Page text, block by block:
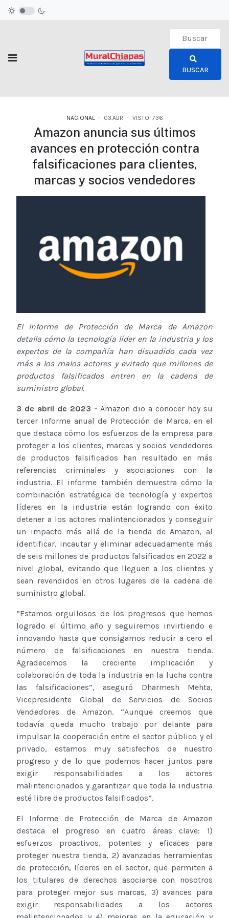
Type 2 or
BUSCAR
NACIONAL 03.ABR VISTO: 736
Amazon anuncia sus últimos
avances en protección contra
falsificaciones para clientes,
marcas y socios vendedores
El Informe de Protección de Marca de Amazon
detalla cómo la tecnología líder en la industria y los
expertos de la compañía han disuadido cada vez
más a los malos actores y evitado que millones de
productos falsificados entren en la cadena de
suministro global.
3 de abril de 2023 - Amazon dio a conocer hoy su
tercer Informe anual de Protección de Marca, en el
que destaca cómo los esfuerzos de la empresa para
proteger a los clientes, marcas y socios vendedores
de productos falsificados han resultado en más
referencias criminales y asociaciones con la
industria. El informe también demuestra cómo la
combinación estratégica de tecnología y expertos
líderes en la industria están logrando con éxito
detener a los actores malintencionados y conseguir
un impacto más allá de la tienda de Amazon, al
identificar, incautar y eliminar adecuadamente más
de seis millones de productos falsificados en 2022 a
nivel global, evitando que lleguen a los clientes y
sean revendidos en otros lugares de la cadena de
suministro global.
“Estamos orgullosos de los progresos que hemos
logrado el último año y seguiremos invirtiendo e
innovando hasta que consigamos reducir a cero el
número de falsificaciones en nuestra tienda.
Agradecemos la creciente implicación y
colaboración de toda la industria en la lucha contra
las falsificaciones”, aseguró Dharmesh Mehta,
Vicepresidente Global de Servicios de Socios
Vendedores de Amazon. “Aunque creemos que
todavía queda mucho trabajo por delante para
impulsar la cooperación entre el sector público y el
privado, estamos muy satisfechos de nuestro
progreso y de lo que podemos hacer juntos para
exigir responsabilidades a los actores
malintencionados y garantizar que toda la industria
esté libre de productos falsificados”.
El Informe de Protección de Marca de Amazon
destaca el progreso en cuatro áreas clave: 1)
esfuerzos proactivos, potentes y eficaces para
proteger nuestra tienda, 2) avanzadas herramientas
de protección, líderes en el sector, que permiten a
los titulares de derechos asociarse con nosotros
para proteger mejor sus marcas, 3) avances para
exigir responsabilidades a los actores